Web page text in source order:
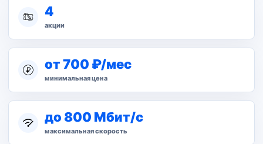
4
акции
от 700 ₽/мес
минимальная цена
до 800 Мбит/с
максимальная скорость